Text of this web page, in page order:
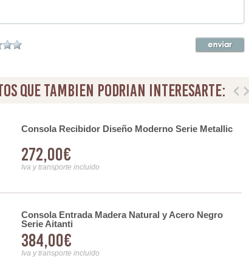
que tambien podrian interesarte:
Consola Recibidor Diseño Moderno Serie Metallic
272,00€
Iva y transporte incluido
Consola Entrada Madera Natural y Acero Negro
Serie Aitanti
384,00€
Iva y transporte incluido